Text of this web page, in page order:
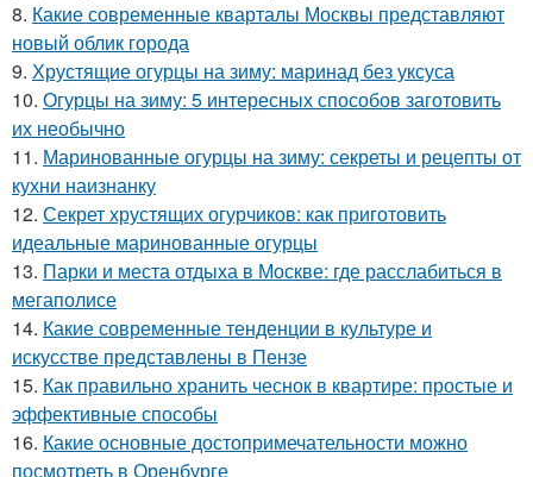
8. Какие современные кварталы Москвы представляют
новый облик города
9. Хрустящие огурцы на зиму: маринад без уксуса
10. Огурцы на зиму: 5 интересных способов заготовить
их необычно
11. Маринованные огурцы на зиму: секреты и рецепты от
кухни наизнанку
12. Секрет хрустящих огурчиков: как приготовить
идеальные маринованные огурцы
13. Парки и места отдыха в Москве: где расслабиться в
мегаполисе
14. Какие современные тенденции в культуре и
искусстве представлены в Пензе
15. Как правильно хранить чеснок в квартире: простые и
эффективные способы
16. Какие основные достопримечательности можно
посмотреть в Оренбурге